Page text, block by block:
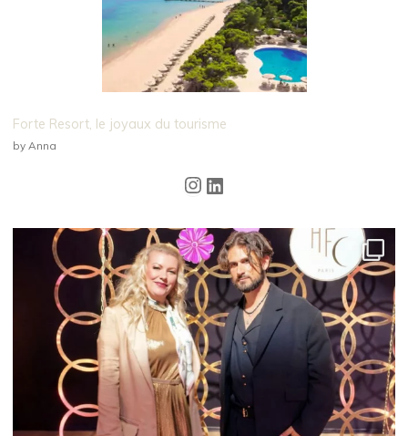
Forte Resort, le joyaux du tourisme
by Anna
Instagram
LinkedIn